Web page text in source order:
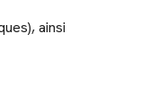
ainsi